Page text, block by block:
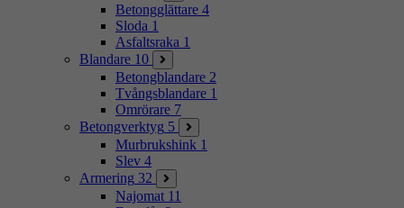
Betongglättare 4
Sloda 1
Asfaltsraka 1
Blandare 10
Betongblandare 2
Tvångsblandare 1
Omrörare 7
Betongverktyg 5
Murbrukshink 1
Slev 4
Armering 32
Najomat 11